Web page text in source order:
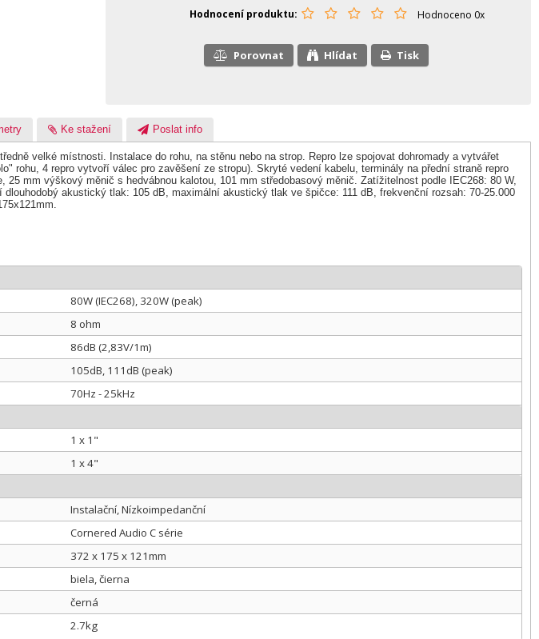
Hodnocení produktu Hodnoceno 0x
Porovnat Hlídat Tisk
Ke stažení Poslat info
velké místnosti. Instalace do rohu, na stěnu nebo na strop. Repro lze spojovat dohromady a vytvářet
rohu, 4 repro vytvoří válec pro zavěšení ze stropu). Skryté vedení kabelu, terminály na přední straně repro
mm výškový měnič s hedvábnou kalotou, 101 mm středobasový měnič. Zatížitelnost podle IEC268: 80 W,
akustický tlak: 105 dB, maximální akustický tlak ve špičce: 111 dB, frekvenční rozsah: 70-25.000
80W (IEC268), 320W (peak)
8 ohm
86dB (2,83V/1m)
105dB, 111dB (peak)
70Hz - 25kHz
1 x 1"
1 x 4"
Instalační, Nízkoimpedanční
Cornered Audio C série
372 x 175 x 121mm
biela, čierna
černá
2.7kg